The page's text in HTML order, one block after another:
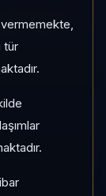
vermemekte,
tür
Görmüyor